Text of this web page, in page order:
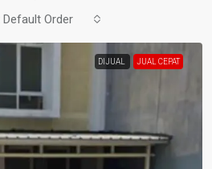
Default Order
DIJUAL JUAL CEPAT